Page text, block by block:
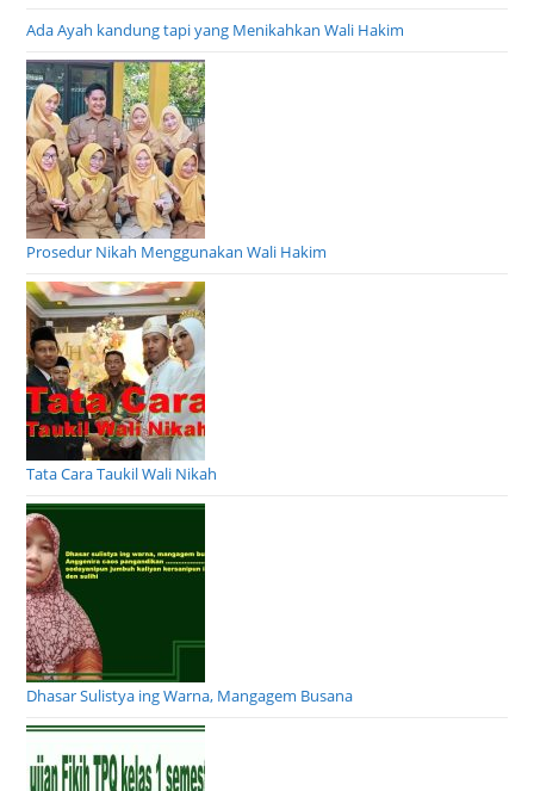
Ada Ayah kandung tapi yang Menikahkan Wali Hakim
Prosedur Nikah Menggunakan Wali Hakim
Tata Cara Taukil Wali Nikah
Dhasar Sulistya ing Warna, Mangagem Busana